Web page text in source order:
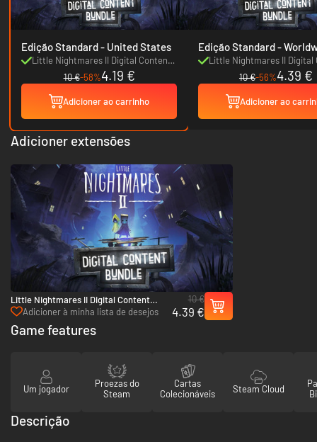
Edição Standard - United States
Little Nightmares II Digital Content
10 €-58%4.19 €
Adicioner ao carrinho
Edição Standard -
Little Nightmares II Digital
10 €-56%4.39 €
Adicioner ao
Adicioner extensões
Little Nightmares II Digital Content
Bundle - PC (Steam)
Adicioner à minha lista de desejos
10 €
4.39 €
Game features
Um jogador
Proezas do
Steam
Cartas
Colecionáveis
Steam Cloud
Descrição